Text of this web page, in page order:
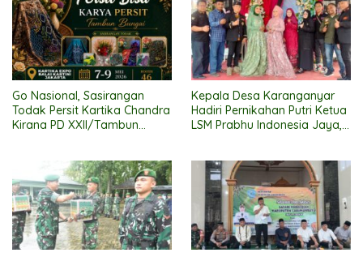
Go Nasional, Sasirangan
Todak Persit Kartika Chandra
Kirana PD XXII/Tambun
Kepala Desa Karanganyar
Hadiri Pernikahan Putri Ketua
LSM Prabhu Indonesia Jaya,